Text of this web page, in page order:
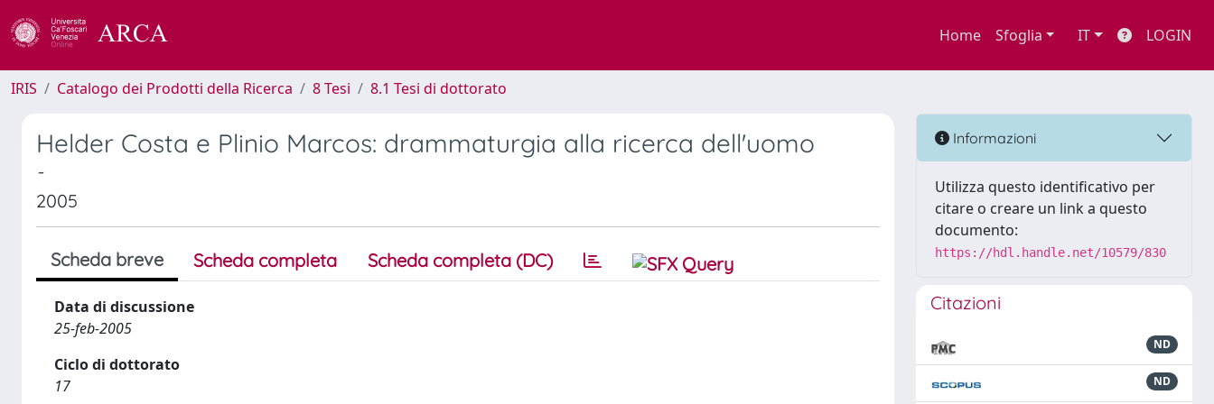
Home Sfoglia IT LOGIN
IRIS Catalogo dei Prodotti della Ricerca 8 Tesi 8.1 Tesi di dottorato
Helder Costa e Plinio Marcos: drammaturgia alla ricerca dell'uomo
-
2005
Scheda breve Scheda completa Scheda completa (DC)
Data di discussione
25-feb-2005
Ciclo di dottorato
17
Informazioni
Utilizza questo identificativo per
citare o creare un link a questo
documento:
https://hdl.handle.net/10579/830
Citazioni
ND
ND